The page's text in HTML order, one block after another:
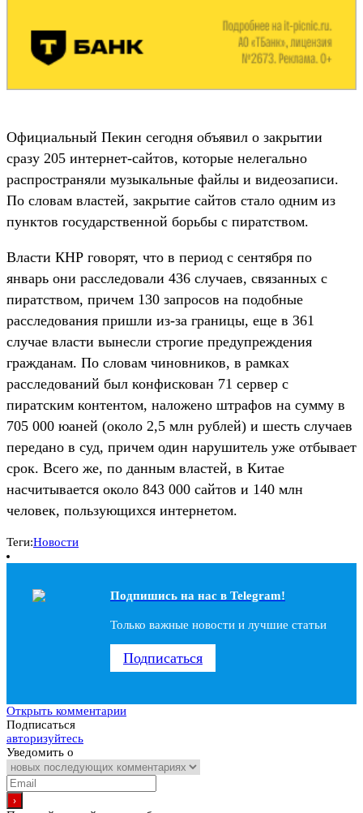
Официальный Пекин сегодня объявил о закрытии
сразу 205 интернет-сайтов, которые нелегально
распространяли музыкальные файлы и видеозаписи.
По словам властей, закрытие сайтов стало одним из
пунктов государственной борьбы с пиратством.
Власти КНР говорят, что в период с сентября по
январь они расследовали 436 случаев, связанных с
пиратством, причем 130 запросов на подобные
расследования пришли из-за границы, еще в 361
случае власти вынесли строгие предупреждения
гражданам. По словам чиновников, в рамках
расследований был конфискован 71 сервер с
пиратским контентом, наложено штрафов на сумму в
705 000 юаней (около 2,5 млн рублей) и шесть случаев
передано в суд, причем один нарушитель уже отбывает
срок. Всего же, по данным властей, в Китае
насчитывается около 843 000 сайтов и 140 млн
человек, пользующихся интернетом.
Теги:Новости
Подпишись на наc в Telegram!
Только важные новости и лучшие статьи
Подписаться
Открыть комментарии
Подписаться
авторизуйтесь
Уведомить о